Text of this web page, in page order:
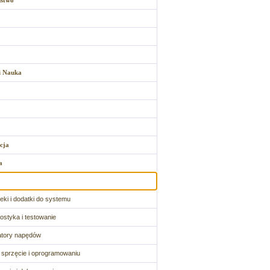
Nauka
i dodatki do systemu
i testowanie
napędów
sprzęcie i oprogramowaniu